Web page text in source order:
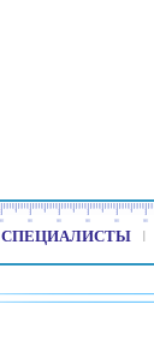
СПЕЦИАЛИСТЫ